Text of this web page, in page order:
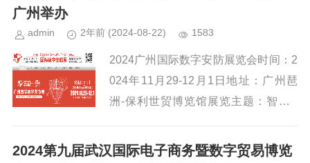
广州举办
admin 2年前 (2024-08-22) 1583
2024广州国际数字安防展览会时间：2
024年11月29-12月1日地址：广州琶
洲-保利世贸博览馆展览主题：智慧A
2024广州国际数字安防展览...
2024第九届武汉国际电子商务暨数字贸易博览